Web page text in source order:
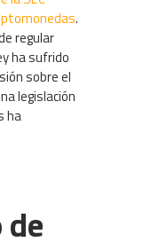
.
regular
ha sufrido
sobre el
legislación
ha